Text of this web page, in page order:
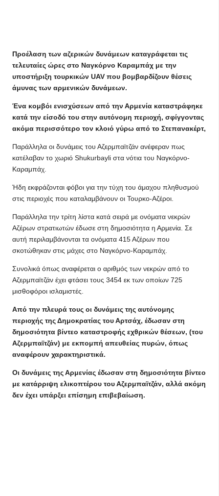
Προέλαση των αζερικών δυνάμεων καταγράφεται τις
τελευταίες ώρες στο Ναγκόρνο Καραμπάχ με την
υποστήριξη τουρκικών UAV που βομβαρδίζουν θέσεις
άμυνας των αρμενικών δυνάμεων.
Ένα κομβόι ενισχύσεων από την Αρμενία καταστράφηκε
κατά την είσοδό του στην αυτόνομη περιοχή, σφίγγοντας
ακόμα περισσότερο τον κλοιό γύρω από το Στεπανακέρτ,
Παράλληλα οι δυνάμεις του Αζερμπαϊτζάν ανέφεραν πως
κατέλαβαν το χωριό Shukurbayli στα νότια του Ναγκόρνο-
Καραμπάχ.
Ήδη εκφράζονται φόβοι για την τύχη του άμαχου πληθυσμού
στις περιοχές που καταλαμβάνουν οι Τουρκο-Αζέροι.
Παράλληλα την τρίτη λίστα κατά σειρά με ονόματα νεκρών
Αζέρων στρατιωτών έδωσε στη δημοσιότητα η Αρμενία. Σε
αυτή περιλαμβάνονται τα ονόματα 415 Αζέρων που
σκοτώθηκαν στις μάχες στο Ναγκόρνο-Καραμπάχ.
Συνολικά όπως αναφέρεται ο αριθμός των νεκρών από το
Αζερμπαϊτζάν έχει φτάσει τους 3454 εκ των οποίων 725
μισθοφόροι ισλαμιστές.
Από την πλευρά τους οι δυνάμεις της αυτόνομης
περιοχής της Δημοκρατίας του Αρτσάχ, έδωσαν στη
δημοσιότητα βίντεο καταστροφής εχθρικών θέσεων, (του
Αζερμπαϊτζάν) με εκπομπή απευθείας πυρών, όπως
αναφέρουν χαρακτηριστικά.
Οι δυνάμεις της Αρμενίας έδωσαν στη δημοσιότητα βίντεο
με κατάρριψη ελικοπτέρου του Αζερμπαϊτζάν, αλλά ακόμη
δεν έχει υπάρξει επίσημη επιβεβαίωση.